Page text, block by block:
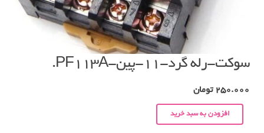
سوکت-رله گرد-۱۱-پین-PF113A.
250.000 تومان
افزودن به سبد خرید